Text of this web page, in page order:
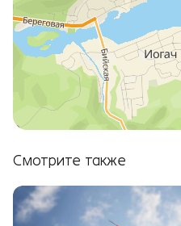
Смотрите также